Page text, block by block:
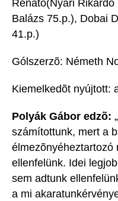
Renátó(Nyári
Balázs 75.p.), Dobai
41.p.)
Gólszerzõ: Németh
Kiemelkedõt nyújtott:
Polyák Gábor edzõ:
számítottunk, mert a
élmezõnyéheztartozó
ellenfelünk. Idei
sem adtunk
a mi